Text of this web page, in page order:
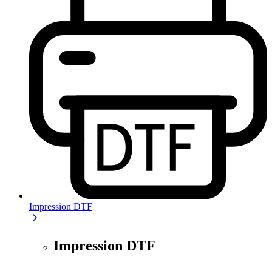
Impression DTF
Impression DTF